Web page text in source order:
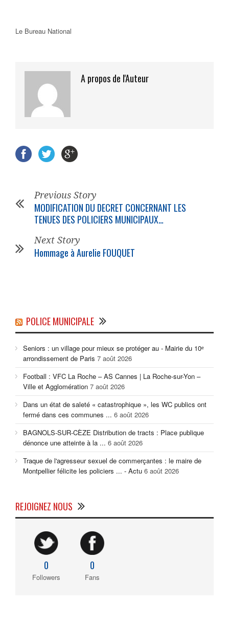
Le Bureau National
A propos de l'Auteur
Previous Story
MODIFICATION DU DECRET CONCERNANT LES
TENUES DES POLICIERS MUNICIPAUX…
Next Story
Hommage à Aurelie FOUQUET
POLICE MUNICIPALE
Seniors : un village pour mieux se protéger au - Mairie du 10ᵉ
arrondissement de Paris 7 août 2026
Football : VFC La Roche – AS Cannes | La Roche-sur-Yon –
Ville et Agglomération 7 août 2026
Dans un état de saleté « catastrophique », les WC publics ont
fermé dans ces communes ... 6 août 2026
BAGNOLS-SUR-CÈZE Distribution de tracts : Place publique
dénonce une atteinte à la ... 6 août 2026
Traque de l'agresseur sexuel de commerçantes : le maire de
Montpellier félicite les policiers ... - Actu 6 août 2026
REJOIGNEZ NOUS
0
Followers
0
Fans